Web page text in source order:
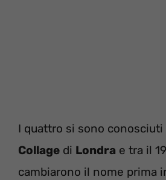
I quattro si sono conosciuti
Collage di Londra e tra il
cambiarono il nome prima